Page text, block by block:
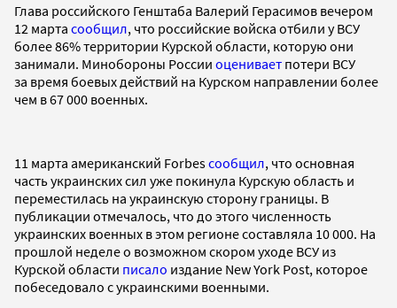
Глава российского Генштаба Валерий Герасимов вечером
12 марта сообщил, что российские войска отбили у ВСУ
более 86% территории Курской области, которую они
занимали. Минобороны России оценивает потери ВСУ
за время боевых действий на Курском направлении более
чем в 67 000 военных.
11 марта американский Forbesсообщил, что основная
часть украинских сил уже покинула Курскую область и
переместилась на украинскую сторону границы. В
публикации отмечалось, что до этого численность
украинских военных в этом регионе составляла 10 000. На
прошлой неделе о возможном скором уходе ВСУ из
Курской области писало издание New York Post, которое
побеседовало с украинскими военными.